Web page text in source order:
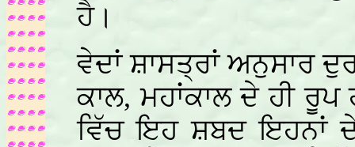
ਹੈ।
ਵੇਦਾਂ ਸ਼ਾਸਤ੍ਰਾਂ ਅਨੁਸਾਰ
ਕਾਲ, ਮਹਾਂਕਾਲ ਦੇ ਹੀ
ਵਿੱਚ ਇਹ ਸ਼ਬਦ ਇਹਨਾਂ